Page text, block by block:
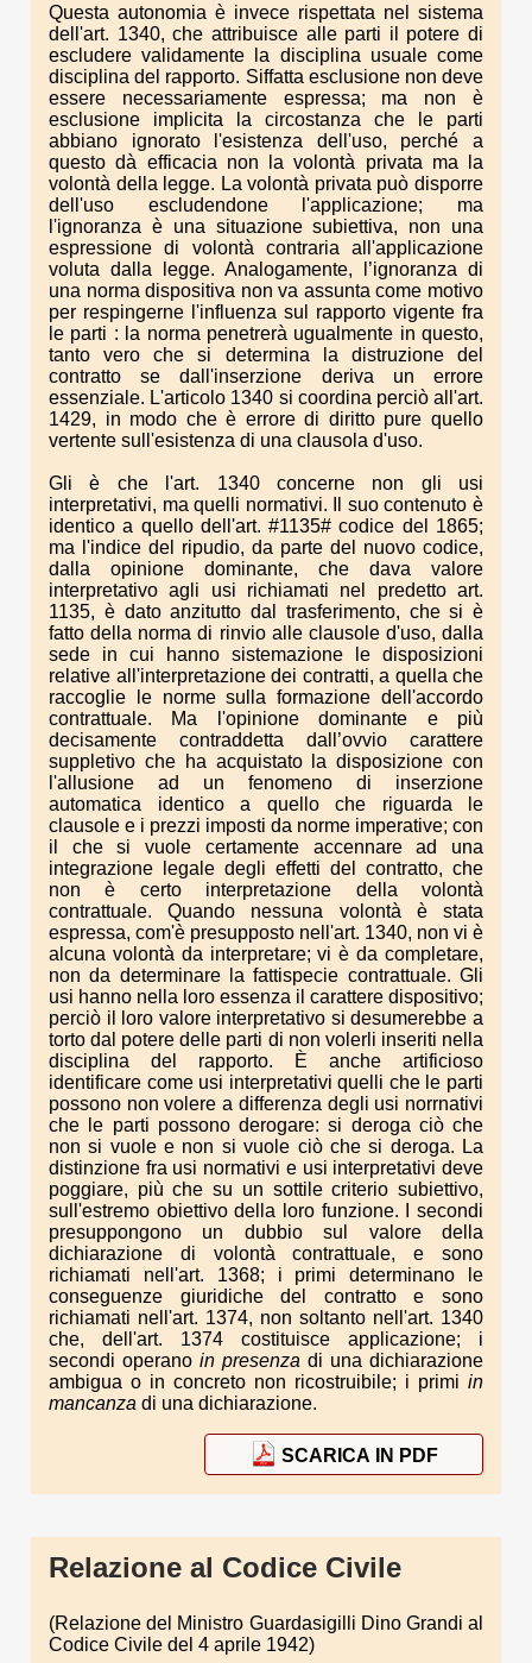
Questa autonomia è invece rispettata nel sistema
dell'art. 1340, che attribuisce alle parti il potere di
escludere validamente la disciplina usuale come
disciplina del rapporto. Siffatta esclusione non deve
essere necessariamente espressa; ma non è
esclusione implicita la circostanza che le parti
abbiano ignorato l'esistenza dell'uso, perché a
questo dà efficacia non la volontà privata ma la
volontà della legge. La volontà privata può disporre
dell'uso escludendone l'applicazione; ma
l'ignoranza è una situazione subiettiva, non una
espressione di volontà contraria all'applicazione
voluta dalla legge. Analogamente, l’ignoranza di
una norma dispositiva non va assunta come motivo
per respingerne l'influenza sul rapporto vigente fra
le parti : la norma penetrerà ugualmente in questo,
tanto vero che si determina la distruzione del
contratto se dall'inserzione deriva un errore
essenziale. L'articolo 1340 si coordina perciò all'art.
1429, in modo che è errore di diritto pure quello
vertente sull'esistenza di una clausola d'uso.
Gli è che l'art. 1340 concerne non gli usi
interpretativi, ma quelli normativi. Il suo contenuto è
identico a quello dell'art. #1135# codice del 1865;
ma l'indice del ripudio, da parte del nuovo codice,
dalla opinione dominante, che dava valore
interpretativo agli usi richiamati nel predetto art.
1135, è dato anzitutto dal trasferimento, che si è
fatto della norma di rinvio alle clausole d'uso, dalla
sede in cui hanno sistemazione le disposizioni
relative all'interpretazione dei contratti, a quella che
raccoglie le norme sulla formazione dell'accordo
contrattuale. Ma l'opinione dominante e più
decisamente contraddetta dall’ovvio carattere
suppletivo che ha acquistato la disposizione con
l'allusione ad un fenomeno di inserzione
automatica identico a quello che riguarda le
clausole e i prezzi imposti da norme imperative; con
il che si vuole certamente accennare ad una
integrazione legale degli effetti del contratto, che
non è certo interpretazione della volontà
contrattuale. Quando nessuna volontà è stata
espressa, com'è presupposto nell'art. 1340, non vi è
alcuna volontà da interpretare; vi è da completare,
non da determinare la fattispecie contrattuale. Gli
usi hanno nella loro essenza il carattere dispositivo;
perciò il loro valore interpretativo si desumerebbe a
torto dal potere delle parti di non volerli inseriti nella
disciplina del rapporto. È anche artificioso
identificare come usi interpretativi quelli che le parti
possono non volere a differenza degli usi norrnativi
che le parti possono derogare: si deroga ciò che
non si vuole e non si vuole ciò che si deroga. La
distinzione fra usi normativi e usi interpretativi deve
poggiare, più che su un sottile criterio subiettivo,
sull'estremo obiettivo della loro funzione. I secondi
presuppongono un dubbio sul valore della
dichiarazione di volontà contrattuale, e sono
richiamati nell'art. 1368; i primi determinano le
conseguenze giuridiche del contratto e sono
richiamati nell'art. 1374, non soltanto nell'art. 1340
che, dell'art. 1374 costituisce applicazione; i
secondi operano in presenza di una dichiarazione
ambigua o in concreto non ricostruibile; i primi in
mancanza di una dichiarazione.
SCARICA IN PDF
Relazione al Codice Civile
(Relazione del Ministro Guardasigilli Dino Grandi al
Codice Civile del 4 aprile 1942)